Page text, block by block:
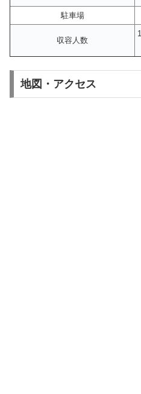
駐車場
収容人数
地図・アクセス